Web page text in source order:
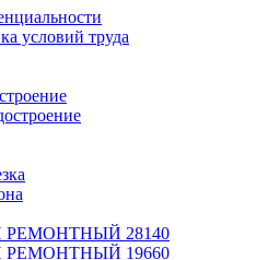
условий труда
28140
19660